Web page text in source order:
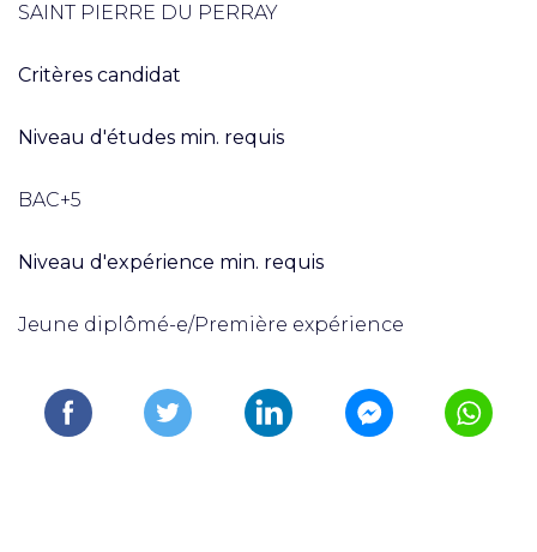
SAINT PIERRE DU PERRAY
Critères candidat
Niveau d'études min. requis
BAC+5
Niveau d'expérience min. requis
Jeune diplômé-e/Première expérience